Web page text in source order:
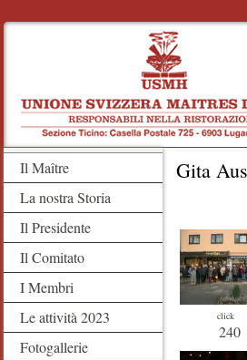
Il Maître
La nostra Storia
Il Presidente
Il Comitato
I Membri
Le attività 2023
Fotogallerie
Gita
click
240